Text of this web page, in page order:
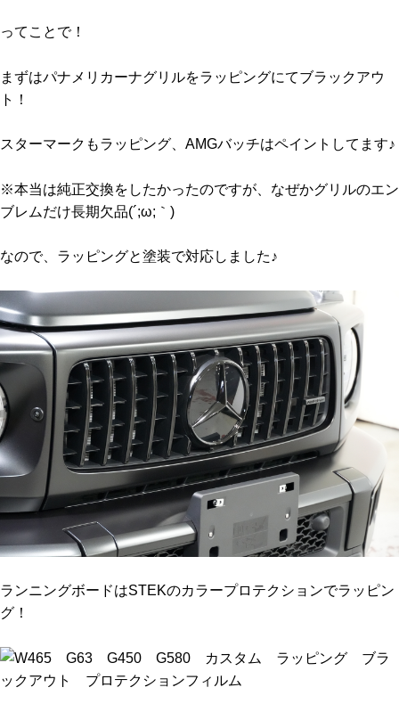
ってことで！
まずはパナメリカーナグリルをラッピングにてブラックアウ
ト！
スターマークもラッピング、AMGバッチはペイントしてます♪
※本当は純正交換をしたかったのですが、なぜかグリルのエン
ブレムだけ長期欠品(´;ω;｀)
なので、ラッピングと塗装で対応しました♪
ランニングボードはSTEKのカラープロテクションでラッピン
グ！